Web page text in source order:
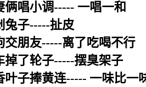
俩唱小调----- 一唱一和
兔子-----扯皮
交朋友-----离了吃喝不行
掉了轮子-----摆臭架子
叶子捧黄连----- 一味比一